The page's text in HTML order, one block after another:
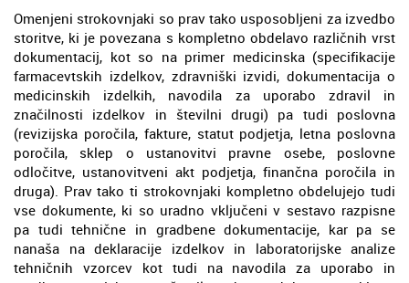
Omenjeni strokovnjaki so prav tako usposobljeni za izvedbo
storitve, ki je povezana s kompletno obdelavo različnih vrst
dokumentacij, kot so na primer medicinska (specifikacije
farmacevtskih izdelkov, zdravniški izvidi, dokumentacija o
medicinskih izdelkih, navodila za uporabo zdravil in
značilnosti izdelkov in številni drugi) pa tudi poslovna
(revizijska poročila, fakture, statut podjetja, letna poslovna
poročila, sklep o ustanovitvi pravne osebe, poslovne
odločitve, ustanovitveni akt podjetja, finančna poročila in
druga). Prav tako ti strokovnjaki kompletno obdelujejo tudi
vse dokumente, ki so uradno vključeni v sestavo razpisne
pa tudi tehnične in gradbene dokumentacije, kar pa se
nanaša na deklaracije izdelkov in laboratorijske analize
tehničnih vzorcev kot tudi na navodila za uporabo in